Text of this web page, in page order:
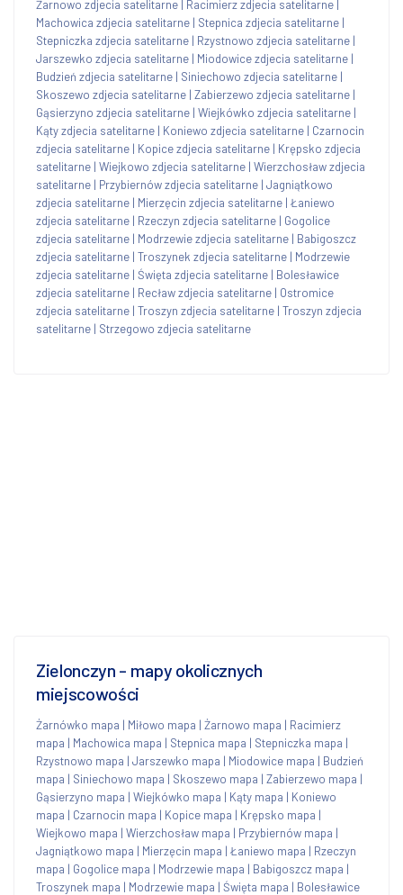
Żarnowo zdjecia satelitarne Racimierz zdjecia satelitarne
Machowica zdjecia satelitarne | Stepnica zdjecia satelitarne |
Stepniczka zdjecia satelitarne | Rzystnowo zdjecia satelitarne |
Jarszewko zdjecia satelitarne | Miodowice zdjecia satelitarne |
Budzień zdjecia satelitarne | Siniechowo zdjecia satelitarne |
Skoszewo zdjecia satelitarne | Zabierzewo zdjecia satelitarne |
Gąsierzyno zdjecia satelitarne | Wiejkówko zdjecia satelitarne |
Kąty zdjecia satelitarne | Koniewo zdjecia satelitarne | Czarnocin
zdjecia satelitarne | Kopice zdjecia satelitarne | Krępsko zdjecia
satelitarne | Wiejkowo zdjecia satelitarne | Wierzchosław zdjecia
satelitarne | Przybiernów zdjecia satelitarne | Jagniątkowo
zdjecia satelitarne | Mierzęcin zdjecia satelitarne | Łaniewo
zdjecia satelitarne | Rzeczyn zdjecia satelitarne | Gogolice
zdjecia satelitarne | Modrzewie zdjecia satelitarne | Babigoszcz
zdjecia satelitarne | Troszynek zdjecia satelitarne | Modrzewie
zdjecia satelitarne | Święta zdjecia satelitarne | Bolesławice
zdjecia satelitarne | Recław zdjecia satelitarne | Ostromice
zdjecia satelitarne | Troszyn zdjecia satelitarne | Troszyn zdjecia
satelitarne | Strzegowo zdjecia satelitarne
Zielonczyn - mapy okolicznych
miejscowości
Żarnówko mapa | Miłowo mapa | Żarnowo mapa | Racimierz
mapa | Machowica mapa | Stepnica mapa | Stepniczka mapa |
Rzystnowo mapa | Jarszewko mapa | Miodowice mapa | Budzień
mapa | Siniechowo mapa | Skoszewo mapa | Zabierzewo mapa |
Gąsierzyno mapa | Wiejkówko mapa | Kąty mapa | Koniewo
mapa | Czarnocin mapa | Kopice mapa | Krępsko mapa |
Wiejkowo mapa | Wierzchosław mapa | Przybiernów mapa |
Jagniątkowo mapa | Mierzęcin mapa | Łaniewo mapa | Rzeczyn
mapa | Gogolice mapa | Modrzewie mapa | Babigoszcz mapa |
Troszynek mapa | Modrzewie mapa | Święta mapa | Bolesławice